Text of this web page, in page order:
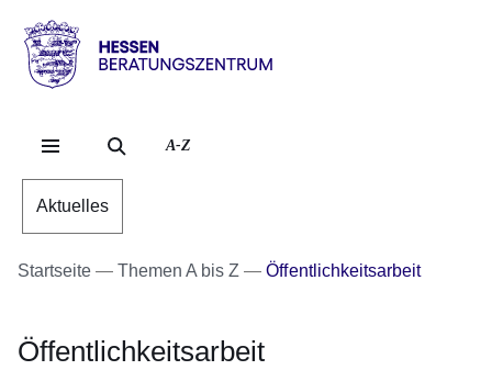
Direkt zum Kopf der
Direkt zum Inhalt
Direkt zum Fuß der
Hessen
Kommunale
Beratungs-
und
Unterstützungstelle
A-Z
Aktuelles
Startseite Themen A bis Z Öffentlichkeitsarbeit
Öffentlichkeitsarbeit